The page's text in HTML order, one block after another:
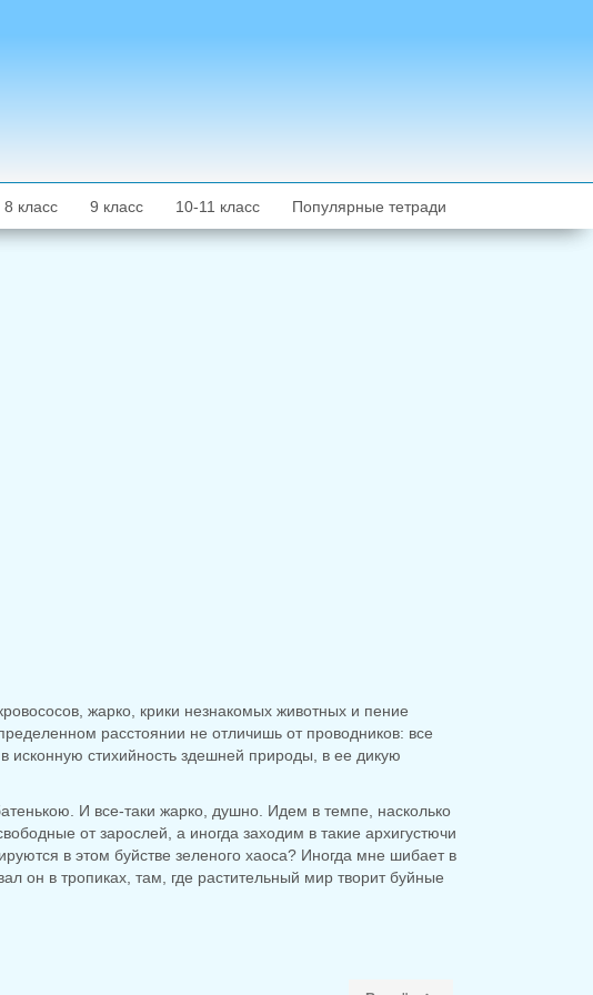
8 класс 9 класс 10-11 класс Популярные тетради
жарко, крики незнакомых животных и пение
расстоянии не отличишь от проводников: все
исконную стихийность здешней природы, в ее дикую
И все-таки жарко, душно. Идем в темпе, насколько
от зарослей, а иногда заходим в такие архигустючи
в этом буйстве зеленого хаоса? Иногда мне шибает в
он в тропиках, там, где растительный мир творит буйные